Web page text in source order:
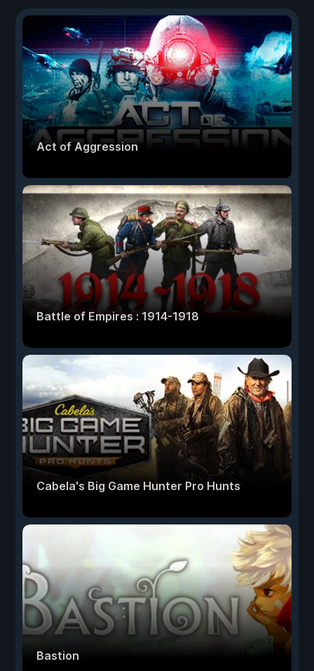
Act of Aggression
Battle of Empires : 1914-1918
Cabela's Big Game Hunter Pro Hunts
Bastion